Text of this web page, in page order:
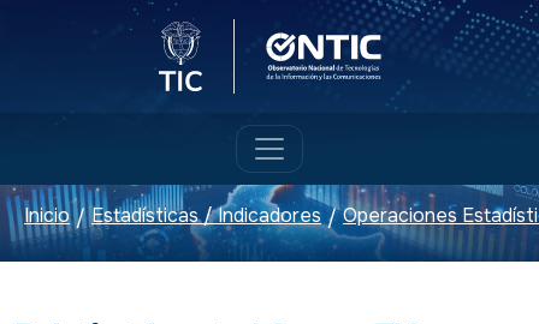
Logo del Ministerio TICLogo ONTIC
Inicio / Estadísticas / Indicadores / Operaciones